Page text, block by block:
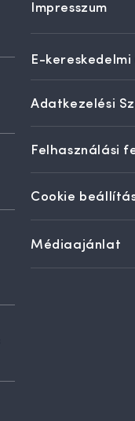
Impresszum
E-
Adatkezelési
Felhasználási
Cookie
Médiaajánlat